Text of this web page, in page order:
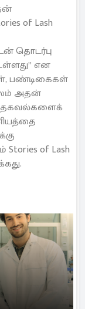
of Lash
தொடர்பு
என
பண்டிகைகள்
அதன்
தகவல்களைக்
of Lash